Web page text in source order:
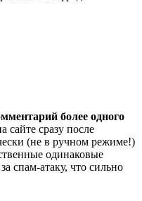
более одного
сайте сразу после
(не в ручном режиме!)
одинаковые
спам-атаку, что сильно